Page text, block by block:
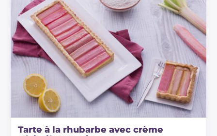
Tarte à la rhubarbe avec crème